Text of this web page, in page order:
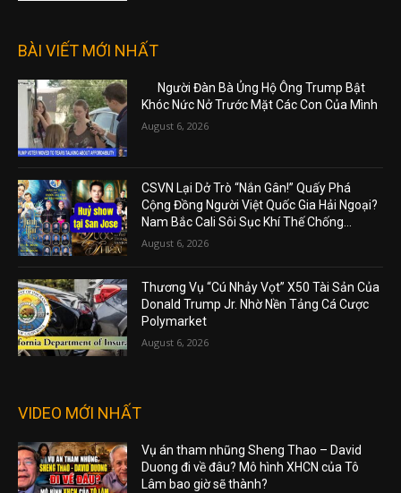
BÀI VIẾT MỚI NHẤT
Người Đàn Bà Ủng Hộ Ông Trump Bật
Khóc Nức Nở Trước Mặt Các Con Của Mình
August 6, 2026
CSVN Lại Dở Trò “Nắn Gân!” Quấy Phá
Cộng Đồng Người Việt Quốc Gia Hải Ngoại?
Nam Bắc Cali Sôi Sục Khí Thế Chống...
August 6, 2026
Thương Vụ “Cú Nhảy Vọt” X50 Tài Sản Của
Donald Trump Jr. Nhờ Nền Tảng Cá Cược
Polymarket
August 6, 2026
VIDEO MỚI NHẤT
Vụ án tham nhũng Sheng Thao – David
Duong đi về đâu? Mô hình XHCN của Tô
Lâm bao giờ sẽ thành?